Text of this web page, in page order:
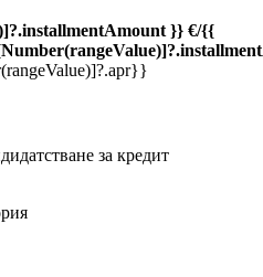
}} €/{{
за кредит